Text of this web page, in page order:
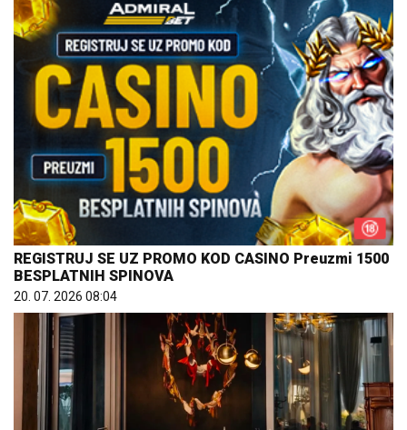
REGISTRUJ SE UZ PROMO KOD CASINO Preuzmi 1500
BESPLATNIH SPINOVA
20. 07. 2026 08:04